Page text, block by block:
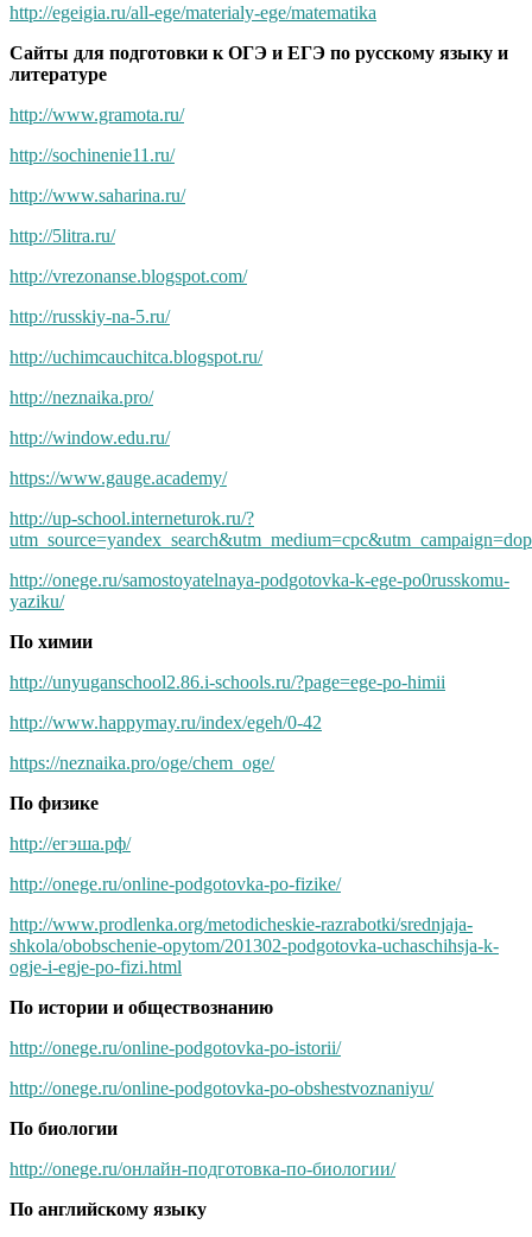
http://egeigia.ru/all-ege/materialy-ege/matematika
Сайты для подготовки к ОГЭ и ЕГЭ по русскому языку и
литературе
http://www.gramota.ru/
http://sochinenie11.ru/
http://www.saharina.ru/
http://5litra.ru/
http://vrezonanse.blogspot.com/
http://russkiy-na-5.ru/
http://uchimcauchitca.blogspot.ru/
http://neznaika.pro/
http://window.edu.ru/
https://www.gauge.academy/
http://up-school.interneturok.ru/?
http://onege.ru/samostoyatelnaya-podgotovka-k-ege-po0russkomu-
yaziku/
По химии
http://unyuganschool2.86.i-schools.ru/?page=ege-po-himii
http://www.happymay.ru/index/egeh/0-42
https://neznaika.pro/oge/chem_oge/
По физике
http://егэша.рф/
http://onege.ru/online-podgotovka-po-fizike/
http://www.prodlenka.org/metodicheskie-razrabotki/srednjaja-
shkola/obobschenie-opytom/201302-podgotovka-uchaschihsja-k-
ogje-i-egje-po-fizi.html
По истории и обществознанию
http://onege.ru/online-podgotovka-po-istorii/
http://onege.ru/online-podgotovka-po-obshestvoznaniyu/
По биологии
http://onege.ru/онлайн-подготовка-по-биологии/
По английскому языку